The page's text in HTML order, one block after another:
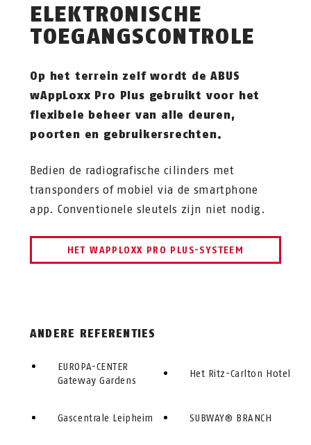
ELEKTRONISCHE
TOEGANGSCONTROLE
Op het terrein zelf wordt de ABUS
wAppLoxx Pro Plus gebruikt voor het
flexibele beheer van alle deuren,
poorten en gebruikersrechten.
Bedien de radiografische cilinders met
transponders of mobiel via de smartphone
app. Conventionele sleutels zijn niet nodig.
HET WAPPLOXX PRO PLUS-SYSTEEM
ANDERE REFERENTIES
EUROPA-CENTER
Gateway Gardens
Gascentrale Leipheim
Het Ritz-Carlton Hotel
SUBWAY® BRANCH